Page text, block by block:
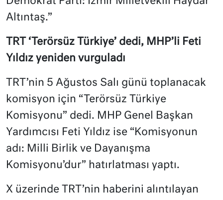
Altıntaş.”
TRT ‘Terörsüz Türkiye’ dedi, MHP’li Feti
Yıldız yeniden vurguladı
TRT’nin 5 Ağustos Salı günü toplanacak
komisyon için “Terörsüz Türkiye
Komisyonu” dedi. MHP Genel Başkan
Yardımcısı Feti Yıldız ise “Komisyonun
adı: Milli Birlik ve Dayanışma
Komisyonu’dur” hatırlatması yaptı.
X üzerinde TRT’nin haberini alıntılayan